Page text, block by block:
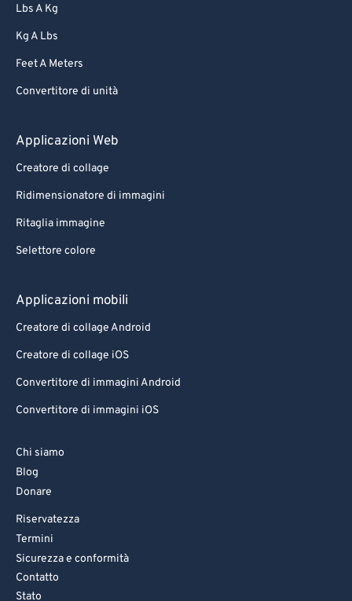
Lbs A Kg
Kg A Lbs
Feet A Meters
Convertitore di unità
Applicazioni Web
Creatore di collage
Ridimensionatore di immagini
Ritaglia immagine
Selettore colore
Applicazioni mobili
Creatore di collage Android
Creatore di collage iOS
Convertitore di immagini Android
Convertitore di immagini iOS
Chi siamo
Blog
Donare
Riservatezza
Termini
Sicurezza e conformità
Contatto
Stato